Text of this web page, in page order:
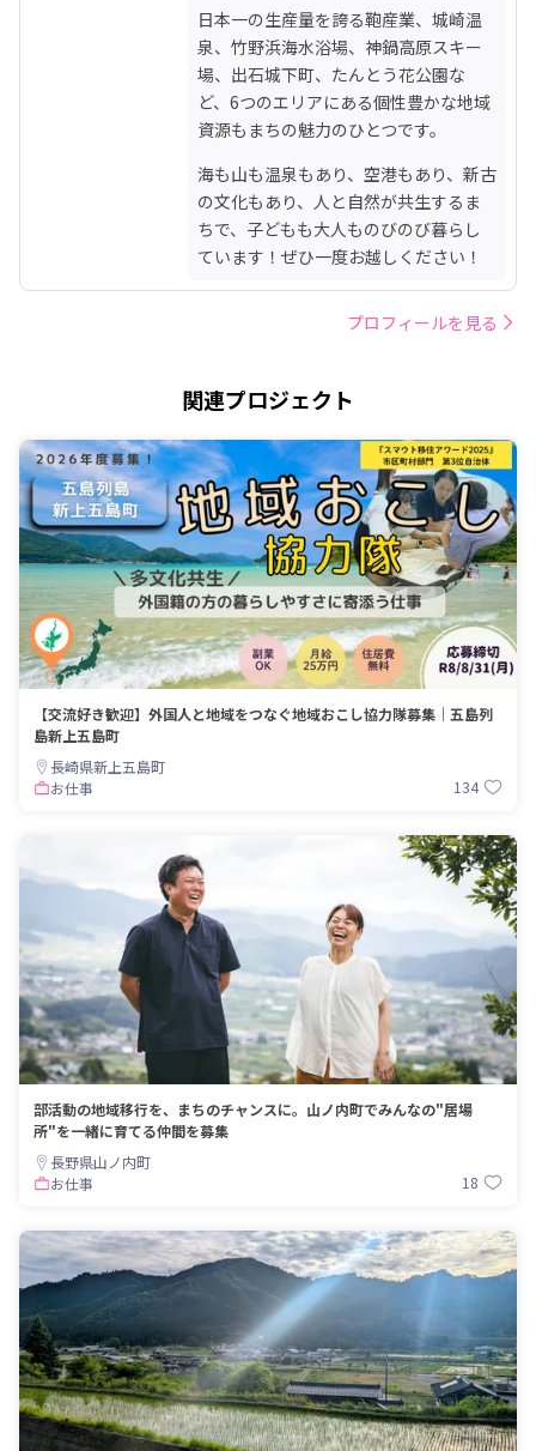
日本一の生産量を誇る鞄産業、城崎温
泉、竹野浜海水浴場、神鍋高原スキー
場、出石城下町、たんとう花公園な
ど、6つのエリアにある個性豊かな地域
資源もまちの魅力のひとつです。
海も山も温泉もあり、空港もあり、新古
の文化もあり、人と自然が共生するま
ちで、子どもも大人ものびのび暮らし
ています！ぜひ一度お越しください！
プロフィールを見る
関連プロジェクト
【交流好き歓迎】外国人と地域をつなぐ地域おこし協力隊募集｜五島列
島新上五島町
長崎県新上五島町
お仕事
134
部活動の地域移行を、まちのチャンスに。山ノ内町でみんなの"居場
所"を一緒に育てる仲間を募集
長野県山ノ内町
お仕事
18